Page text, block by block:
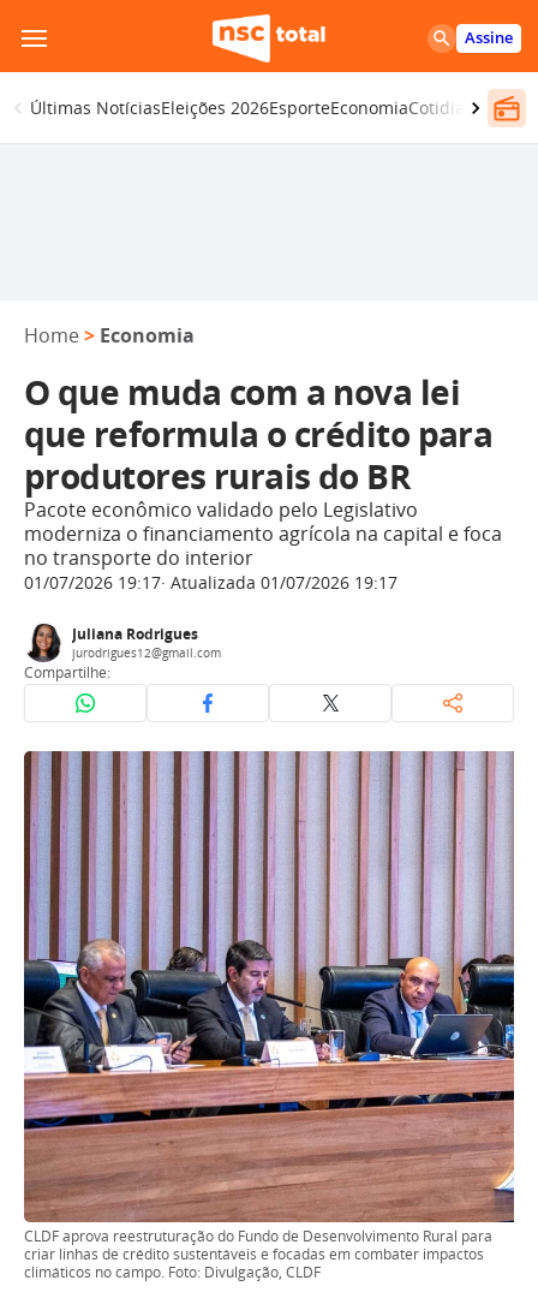
para
o
conteúdo
Assine
Últimas NotíciasEleições 2026EsporteEconomiaCotidiano
Home > Economia
O que muda com a nova lei
que reformula o crédito para
produtores rurais do BR
Pacote econômico validado pelo Legislativo
moderniza o financiamento agrícola na capital e foca
no transporte do interior
01/07/2026 19:17 Atualizada 01/07/2026 19:17
Juliana Rodrigues
jurodrigues12@gmail.com
Compartilhe:
CLDF aprova reestruturação do Fundo de Desenvolvimento Rural para
criar linhas de crédito sustentáveis e focadas em combater impactos
climáticos no campo. Foto: Divulgação, CLDF